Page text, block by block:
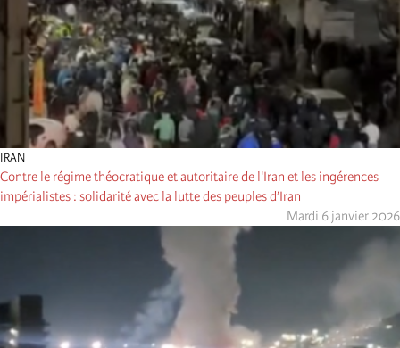
IRAN
Contre le régime théocratique et autoritaire de l'Iran et les ingérences
impérialistes : solidarité avec la lutte des peuples d’Iran
Mardi 6 janvier 2026